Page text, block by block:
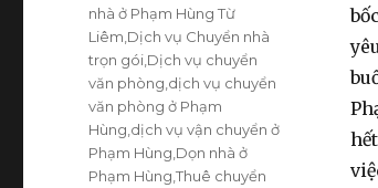
nhà ở Phạm Hùng Từ
Liêm Dịch vụ Chuyển nhà
trọn gói Dịch vụ chuyển
văn phòng dịch vụ chuyển
văn phòng ở Phạm
Hùng dịch vụ vận chuyển ở
Phạm Hùng Dọn nhà ở
Phạm Hùng ,Thuê chuyển